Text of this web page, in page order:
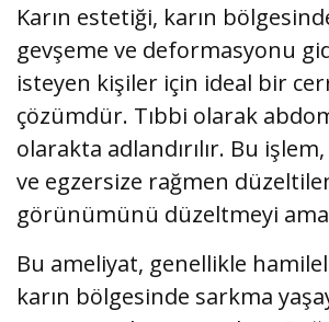
Karın estetiği, karın
gevşeme ve deformasyonu
isteyen kişiler için ideal bir
çözümdür. Tıbbi olarak
olarakta adlandırılır. Bu
ve egzersize rağmen
görünümünü düzeltmeyi
Bu ameliyat, genellikle
karın bölgesinde sarkma